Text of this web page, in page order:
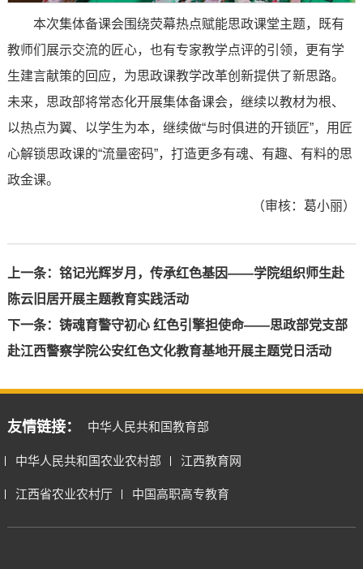
本次集体备课会围绕荧幕热点赋能思政课堂主题，既有
教师们展示交流的匠心，也有专家教学点评的引领，更有学
生建言献策的回应，为思政课教学改革创新提供了新思路。
未来，思政部将常态化开展集体备课会，继续以教材为根、
以热点为翼、以学生为本，继续做“与时俱进的开锁匠”，用匠
心解锁思政课的“流量密码”，打造更多有魂、有趣、有料的思
政金课。
（审核：葛小丽）
上一条： 铭记光辉岁月，传承红色基因——学院组织师生赴
陈云旧居开展主题教育实践活动
下一条： 铸魂育警守初心 红色引擎担使命——思政部党支部
赴江西警察学院公安红色文化教育基地开展主题党日活动
友情链接： 中华人民共和国教育部
中华人民共和国农业农村部 江西教育网
江西省农业农村厅 中国高职高专教育